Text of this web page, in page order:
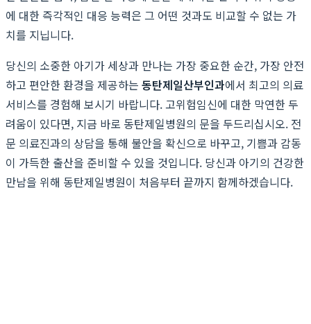
에 대한 즉각적인 대응 능력은 그 어떤 것과도 비교할 수 없는 가
치를 지닙니다.
당신의 소중한 아기가 세상과 만나는 가장 중요한 순간, 가장 안전
하고 편안한 환경을 제공하는 동탄제일산부인과에서 최고의 의료
서비스를 경험해 보시기 바랍니다. 고위험임신에 대한 막연한 두
려움이 있다면, 지금 바로 동탄제일병원의 문을 두드리십시오. 전
문 의료진과의 상담을 통해 불안을 확신으로 바꾸고, 기쁨과 감동
이 가득한 출산을 준비할 수 있을 것입니다. 당신과 아기의 건강한
만남을 위해 동탄제일병원이 처음부터 끝까지 함께하겠습니다.